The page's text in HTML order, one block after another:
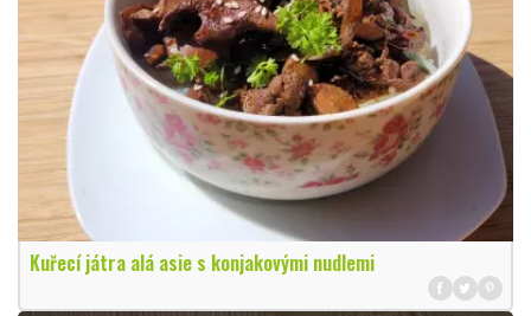
Kuřecí játra alá asie s konjakovými nudlemi